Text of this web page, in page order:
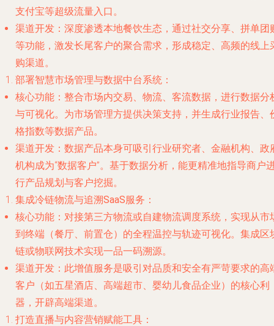
支付宝等超级流量入口。
渠道开发 ：深度渗透本地餐饮生态，通过社交分享、拼单团
等功能，激发长尾客户的聚合需求，形成稳定、高频的线上
购渠道。
部署智慧市场管理与数据中台系统 ：
核心功能 ：整合市场内交易、物流、客流数据，进行数据分
与可视化。为市场管理方提供决策支持，并生成行业报告、
格指数等数据产品。
渠道开发 ：数据产品本身可吸引行业研究者、金融机构、政
机构成为“数据客户”。基于数据分析，能更精准地指导商户
行产品规划与客户挖掘。
集成冷链物流与追溯SaaS服务 ：
核心功能 ：对接第三方物流或自建物流调度系统，实现从市
到终端（餐厅、前置仓）的全程温控与轨迹可视化。集成区
链或物联网技术实现一品一码溯源。
渠道开发 ：此增值服务是吸引对品质和安全有严苛要求的高
客户（如五星酒店、高端超市、婴幼儿食品企业）的核心利
器，开辟高端渠道。
打造直播与内容营销赋能工具 ：